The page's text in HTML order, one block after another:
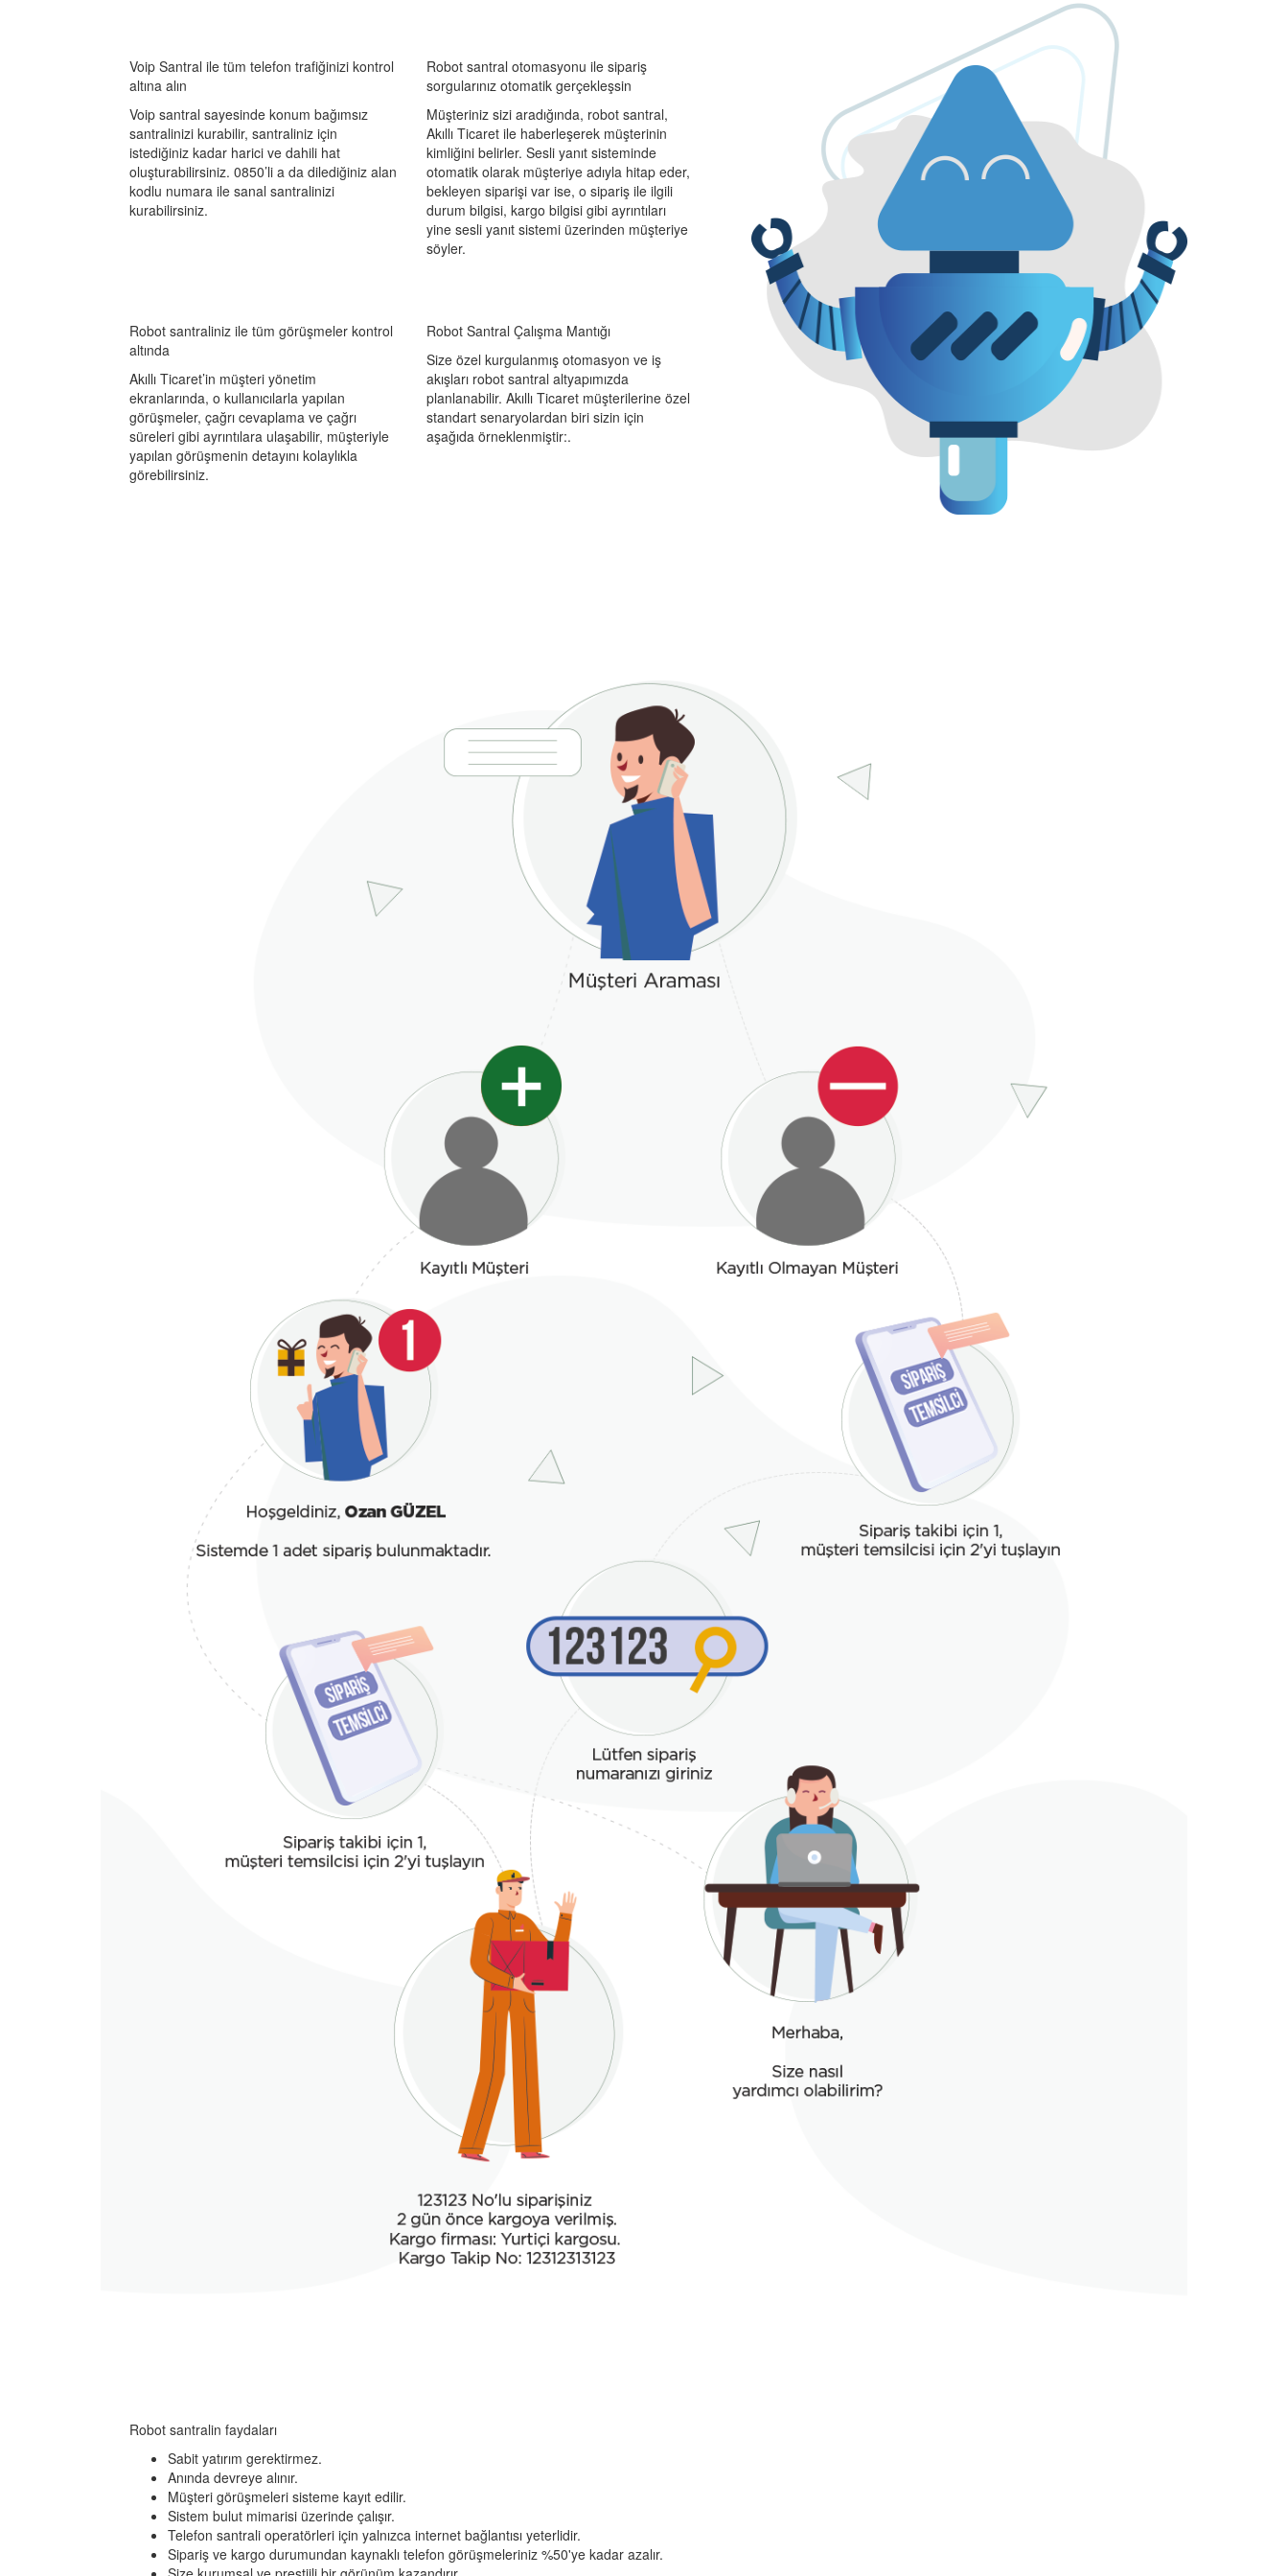
Voip Santral ile tüm telefon trafiğinizi kontrol
altına alın
Voip santral sayesinde konum bağımsız
santralinizi kurabilir, santraliniz için
istediğiniz kadar harici ve dahili hat
oluşturabilirsiniz. 0850’li a da dilediğiniz alan
kodlu numara ile sanal santralinizi
kurabilirsiniz.
Robot santral otomasyonu ile sipariş
sorgularınız otomatik gerçekleşsin
Müşteriniz sizi aradığında, robot santral,
Akıllı Ticaret ile haberleşerek müşterinin
kimliğini belirler. Sesli yanıt sisteminde
otomatik olarak müşteriye adıyla hitap eder,
bekleyen siparişi var ise, o sipariş ile ilgili
durum bilgisi, kargo bilgisi gibi ayrıntıları
yine sesli yanıt sistemi üzerinden müşteriye
söyler.
Robot santraliniz ile tüm görüşmeler kontrol
altında
Akıllı Ticaret’in müşteri yönetim
ekranlarında, o kullanıcılarla yapılan
görüşmeler, çağrı cevaplama ve çağrı
süreleri gibi ayrıntılara ulaşabilir, müşteriyle
yapılan görüşmenin detayını kolaylıkla
görebilirsiniz.
Robot Santral Çalışma Mantığı
Size özel kurgulanmış otomasyon ve iş
akışları robot santral altyapımızda
planlanabilir. Akıllı Ticaret müşterilerine özel
standart senaryolardan biri sizin için
aşağıda örneklenmiştir:.
Robot santralin faydaları
Sabit yatırım gerektirmez.
Anında devreye alınır.
Müşteri görüşmeleri sisteme kayıt edilir.
Sistem bulut mimarisi üzerinde çalışır.
Telefon santrali operatörleri için yalnızca internet bağlantısı yeterlidir.
Sipariş ve kargo durumundan kaynaklı telefon görüşmeleriniz %50'ye kadar azalır.